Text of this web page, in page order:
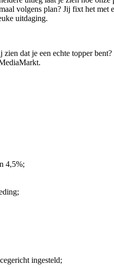
volgens plan? Jij fixt het
uitdaging.
dat je een echte topper
4,5%;
ingesteld;